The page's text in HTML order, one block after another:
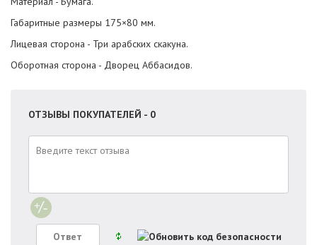
Габаритные размеры 175×80 мм.
Лицевая сторона - Три арабских скакуна.
Оборотная сторона - Дворец Аббасидов.
ОТЗЫВЫ ПОКУПАТЕЛЕЙ - 0